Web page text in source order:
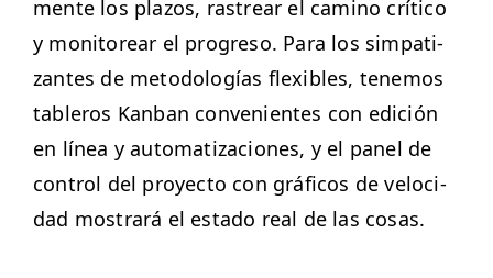
mente los pla­zos, ras­trear el camino críti­co
y mon­i­tore­ar el pro­gre­so. Para los sim­pa­ti­
zantes de metodologías flex­i­bles, ten­emos
tableros Kan­ban con­ve­nientes con edi­ción
en línea y autom­a­ti­za­ciones, y el pan­el de
con­trol del proyec­to con grá­fi­cos de veloci­
dad mostrará el esta­do real de las cosas.